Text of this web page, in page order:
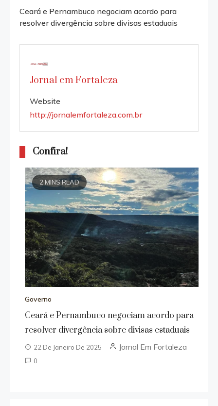
more
articles
Ceará e Pernambuco negociam acordo para
resolver divergência sobre divisas estaduais
Jornal em Fortaleza
Website
http://jornalemfortaleza.com.br
Confira!
2 MINS READ
Governo
Ceará e Pernambuco negociam acordo para
resolver divergência sobre divisas estaduais
22 De Janeiro De 2025 Jornal Em Fortaleza
0